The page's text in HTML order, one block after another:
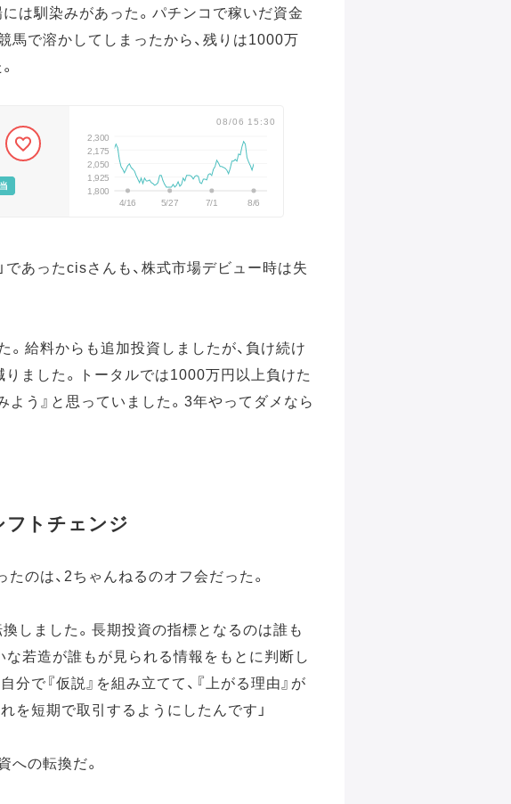
は馴染みがあった。パチンコで稼いだ資金
馬で溶かしてしまったから、残りは1000万
08/06 15:30
1,800
1,925
2,050
2,175
2,300
4/16 5/27 7/1 8/6
であったcisさんも、株式市場デビュー時は失
。給料からも追加投資しましたが、負け続け
ました。トータルでは1000万円以上負けた
よう』と思っていました。3年やってダメなら
フトチェンジ
のは、2ちゃんねるのオフ会だった。
しました。長期投資の指標となるのは誰も
若造が誰もが見られる情報をもとに判断し
分で『仮説』を組み立てて、『上がる理由』が
を短期で取引するようにしたんです」
への転換だ。